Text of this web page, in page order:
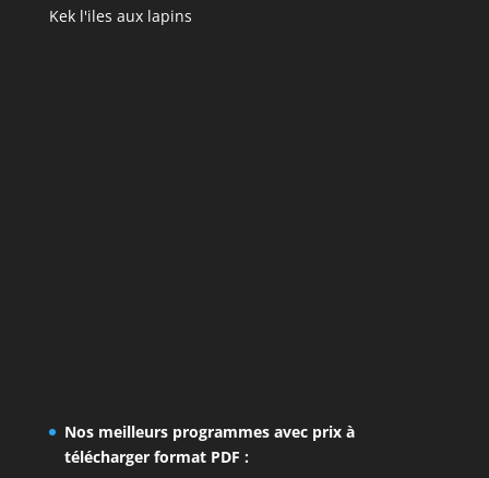
Kek l'iles aux lapins
Nos meilleurs programmes avec prix à
télécharger format PDF :